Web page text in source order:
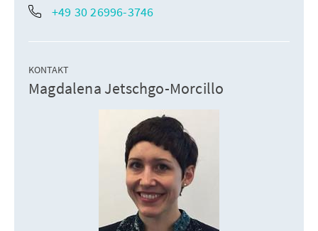
+49 30 26996-3746
KONTAKT
Magdalena Jetschgo-Morcillo